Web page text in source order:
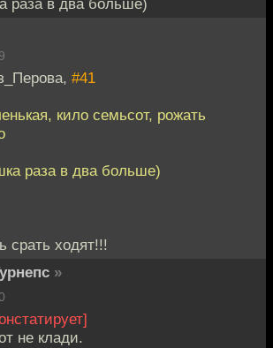
#41
кило семьсот, рожать
раза в два больше)
срать ходят!!!
»
не клади.